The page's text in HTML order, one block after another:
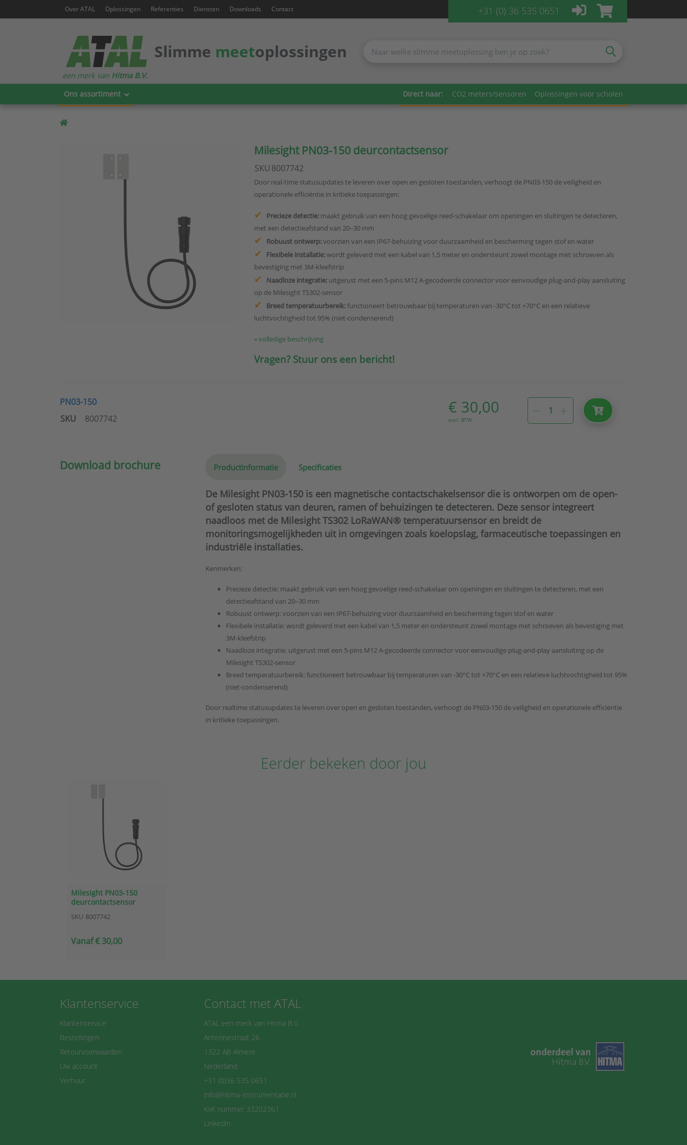
Over ATAL Oplossingen Referenties Diensten Downloads Contact +31 (0) 36 535 0651
Slimme meetoplossingen
Ons assortiment Direct naar: CO2 meters/sensoren Oplossingen voor scholen
een merk van Hitma B.V.
Milesight PN03-150 deurcontactsensor
SKU 8007742
Door real-time statusupdates te leveren over open en gesloten toestanden, verhoogt de PN03-150 de veiligheid en
operationele efficiëntie in kritieke toepassingen:
Precieze detectie:maakt gebruik van een hoog gevoelige reed-schakelaar om openingen en sluitingen te detecteren,
met een detectieafstand van 20–30 mm
Robuust ontwerp:voorzien van een IP67-behuizing voor duurzaamheid en bescherming tegen stof en water
Flexibele installatie:wordt geleverd met een kabel van 1,5 meter en ondersteunt zowel montage met schroeven als
bevestiging met 3M-kleefstrip
Naadloze integratie:uitgerust met een 5-pins M12 A-gecodeerde connector voor eenvoudige plug-and-play aansluiting
op de Milesight TS302-sensor
Breed temperatuurbereik:functioneert betrouwbaar bij temperaturen van -30°C tot +70°C en een relatieve
luchtvochtigheid tot 95% (niet-condenserend)
» volledige beschrijving
Vragen? Stuur ons een bericht!
PN03-150
SKU
8007742
€ 30,00
excl. BTW
Download brochure Productinformatie Specificaties
De Milesight PN03-150 is een magnetische contactschakelsensor die is ontworpen om de open-
of gesloten status van deuren, ramen of behuizingen te detecteren. Deze sensor integreert
naadloos met de Milesight TS302 LoRaWAN® temperatuursensor en breidt de
monitoringsmogelijkheden uit in omgevingen zoals koelopslag, farmaceutische toepassingen en
industriële installaties.
Kenmerken:
Precieze detectie: maakt gebruik van een hoog gevoelige reed-schakelaar om openingen en sluitingen te detecteren, met een
detectieafstand van 20–30 mm
Robuust ontwerp: voorzien van een IP67-behuizing voor duurzaamheid en bescherming tegen stof en water
Flexibele installatie: wordt geleverd met een kabel van 1,5 meter en ondersteunt zowel montage met schroeven als bevestiging met
3M-kleefstrip
Naadloze integratie: uitgerust met een 5-pins M12 A-gecodeerde connector voor eenvoudige plug-and-play aansluiting op de
Milesight TS302-sensor
Breed temperatuurbereik: functioneert betrouwbaar bij temperaturen van -30°C tot +70°C en een relatieve luchtvochtigheid tot 95%
(niet-condenserend)
Door realtime statusupdates te leveren over open en gesloten toestanden, verhoogt de PN03-150 de veiligheid en operationele efficiëntie
in kritieke toepassingen.
Eerder bekeken door jou
Milesight PN03-150
deurcontactsensor
SKU 8007742
Vanaf € 30,00
Klantenservice
Klantenservice
Bestellingen
Retourvoorwaarden
Uw account
Verhuur
Contact met ATAL
ATAL een merk van Hitma B.V.
Antennestraat 26
1322 AB Almere
Nederland
+31 (0)36 535 0651
info@hitma-instrumentatie.nl
KvK nummer 33202361
Linkedin